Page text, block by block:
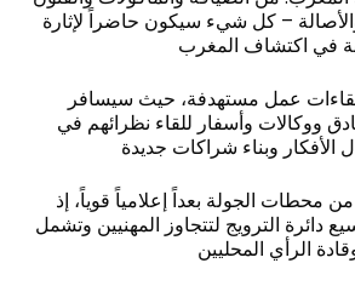
والأصالة – كل شيء سيكون حاضراً لإثارة
في اكتشاف المغرب
عمل مستهدفة، حيث سيسافر
ووكالات وأسفار للقاء نظرائهم في
الأفكار وبناء شراكات جديدة
الجولة بعداً إعلامياً قوياً، إذ
دائرة الترويج لتتجاوز المهنيين وتشمل
الرأي المحليين